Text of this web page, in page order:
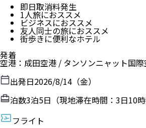
即日取消料発生
1人旅におススメ
ビジネスにおススメ
友人同士の旅におススメ
街歩きに便利なホテル
発着
空港 ： 成田空港 / タンソンニャット国
出発日2026/8/14（金）
泊数3泊5日（現地滞在時間： 3日10
フライト